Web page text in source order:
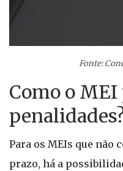
Fonte:
Como o
Para os MEIs que não
prazo, há a